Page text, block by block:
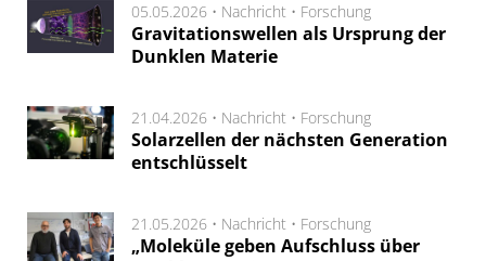
05.05.2026 • Nachricht • Forschung
Gravitationswellen als Ursprung der
Dunklen Materie
21.04.2026 • Nachricht • Forschung
Solarzellen der nächsten Generation
entschlüsselt
21.05.2026 • Nachricht • Forschung
„Moleküle geben Aufschluss über